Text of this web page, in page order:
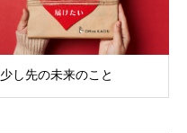
少し先の未来のこと